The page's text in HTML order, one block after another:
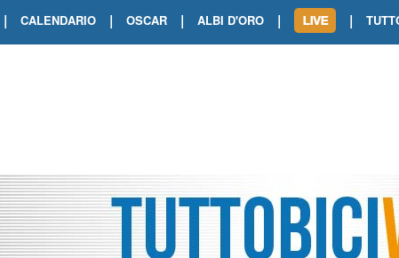
| CALENDARIO | OSCAR | ALBI D'ORO |
TOUR DE
TOUR DE
|